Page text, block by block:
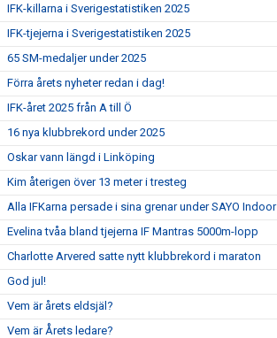
IFK-killarna i Sverigestatistiken 2025
IFK-tjejerna i Sverigestatistiken 2025
65 SM-medaljer under 2025
Förra årets nyheter redan i dag!
IFK-året 2025 från A till Ö
16 nya klubbrekord under 2025
Oskar vann längd i Linköping
Kim återigen över 13 meter i tresteg
Alla IFKarna persade i sina grenar under SAYO Indoor
Evelina tvåa bland tjejerna IF Mantras 5000m-lopp
Charlotte Arvered satte nytt klubbrekord i maraton
God jul!
Vem är årets eldsjäl?
Vem är Årets ledare?